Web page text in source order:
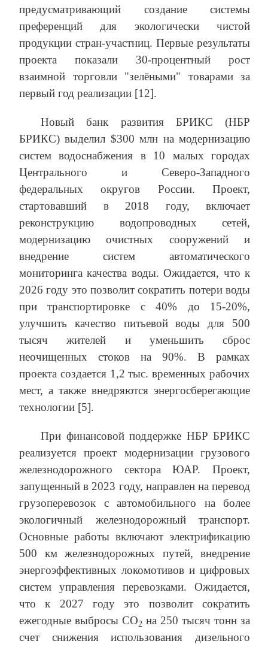
предусматривающий создание системы
преференций для экологически чистой
продукции стран-участниц. Первые результаты
проекта показали 30-процентный рост
взаимной торговли "зелёными" товарами за
первый год реализации [12].
Новый банк развития БРИКС (НБР
БРИКС) выделил $300 млн на модернизацию
систем водоснабжения в 10 малых городах
Центрального и Северо-Западного
федеральных округов России. Проект,
стартовавший в 2018 году, включает
реконструкцию водопроводных сетей,
модернизацию очистных сооружений и
внедрение систем автоматического
мониторинга качества воды. Ожидается, что к
2026 году это позволит сократить потери воды
при транспортировке с 40% до 15-20%,
улучшить качество питьевой воды для 500
тысяч жителей и уменьшить сброс
неочищенных стоков на 90%. В рамках
проекта создается 1,2 тыс. временных рабочих
мест, а также внедряются энергосберегающие
технологии [5].
При финансовой поддержке НБР БРИКС
реализуется проект модернизации грузового
железнодорожного сектора ЮАР. Проект,
запущенный в 2023 году, направлен на перевод
грузоперевозок с автомобильного на более
экологичный железнодорожный транспорт.
Основные работы включают электрификацию
500 км железнодорожных путей, внедрение
энергоэффективных локомотивов и цифровых
систем управления перевозками. Ожидается,
что к 2027 году это позволит сократить
ежегодные выбросы CO2 на 250 тысяч тонн за
счет снижения использования дизельного